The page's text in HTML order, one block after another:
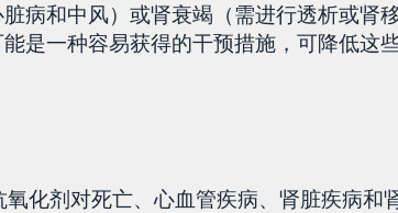
病和中风）或肾衰竭（需进行透析或肾移
是一种容易获得的干预措施，可降低这
化剂对死亡、心血管疾病、肾脏疾病和